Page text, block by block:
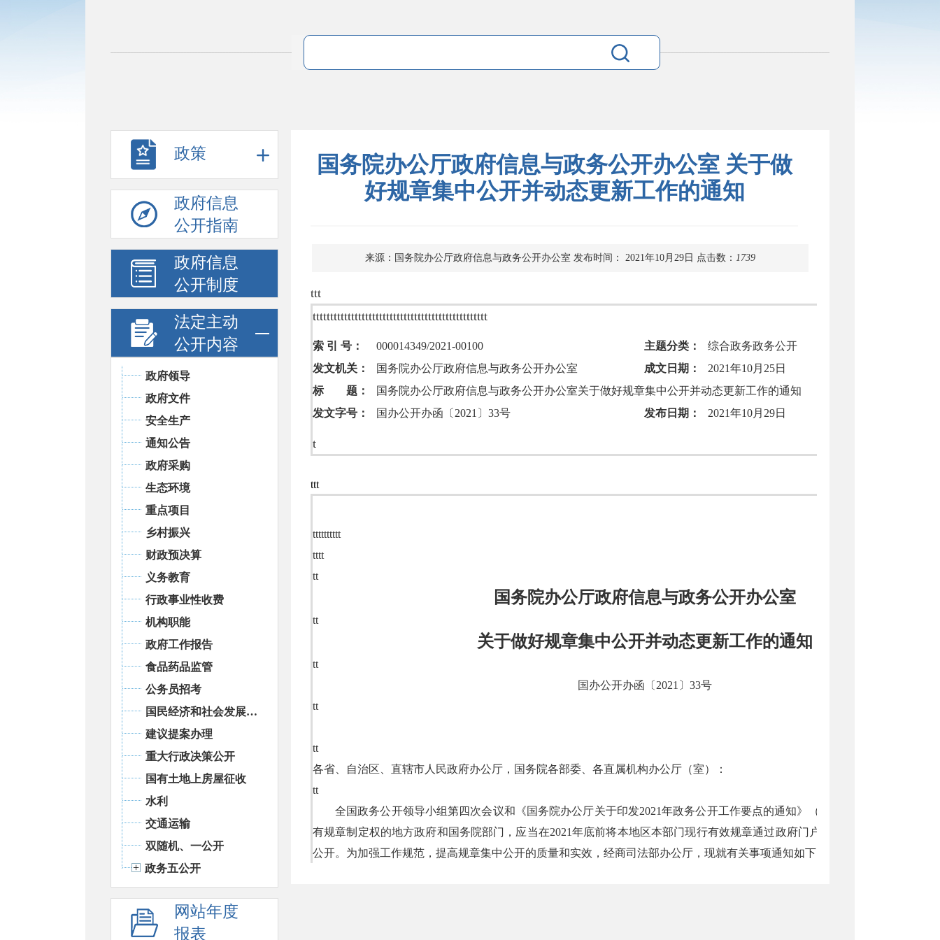
政策
政府信息
公开指南
政府信息
公开制度
法定主动
公开内容
政府领导
政府文件
安全生产
通知公告
政府采购
生态环境
重点项目
乡村振兴
财政预决算
义务教育
行政事业性收费
机构职能
政府工作报告
食品药品监管
公务员招考
国民经济和社会发展统计信息
建议提案办理
重大行政决策公开
国有土地上房屋征收
水利
交通运输
双随机、一公开
政务五公开
网站年度
报表
国务院办公厅政府信息与政务公开办公室 关于做
好规章集中公开并动态更新工作的通知
来源：国务院办公厅政府信息与政务公开办公室 发布时间： 2021年10月29日 点击数： 1739
ttt
tttttttttttttttttttttttttttttttttttttttttttttttttt
索 引 号： 000014349/2021-00100 主题分类：
综合政务政务公开
发文机关：
国务院办公厅政府信息与政务公开办公室 成文日期：
2021年10月25日
标 题：
国务院办公厅政府信息与政务公开办公室关于做好规章集中公开并动态更新工作的通知
发文字号：
国办公开办函〔2021〕33号 发布日期： 2021年10月29日
t
ttt
tttttttttt
tttt
tt
国务院办公厅政府信息与政务公开办公室
tt
关于做好规章集中公开并动态更新工作的通知
tt
国办公开办函〔2021〕33号
tt
tt
各省、自治区、直辖市人民政府办公厅，国务院各部委、各直属机构办公厅（室）：
tt
全国政务公开领导小组第四次会议和《国务院办公厅关于印发2021年政务公开工作要点的通知》（国办发〔2021〕12号）
有规章制定权的地方政府和国务院部门，应当在2021年底前将本地区本部门现行有效规章通过政府门户网站的“政府信息公开专
公开。为加强工作规范，提高规章集中公开的质量和实效，经商司法部办公厅，现就有关事项通知如下。